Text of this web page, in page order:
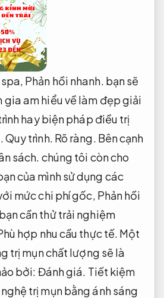
Phản hồi nhanh. bạn sẽ
gia am hiểu về làm đẹp giải
hay biện pháp điều trị
Quy trình. Rõ ràng. Bên cạnh
sách. chúng tôi còn cho
của mình sử dụng các
mức chi phí gốc, Phản hồi
cần thử trải nghiệm
hợp nhu cầu thực tế. Một
trị mụn chất lượng sẽ là
bởi: Đánh giá. Tiết kiệm
trị mụn bằng ánh sáng